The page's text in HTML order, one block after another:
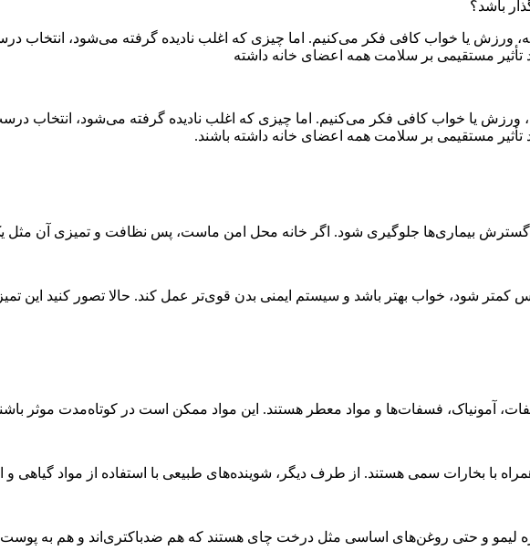
ورزش یا خواب کافی فکر می‌کنیم. اما چیزی که اغلب نادیده گرفته می‌شود، انتخاب
تأثیر مستقیمی بر سلامت همه اعضای خانه داشته
ورزش یا خواب کافی فکر می‌کنیم. اما چیزی که اغلب نادیده گرفته می‌شود، انتخاب
تأثیر مستقیمی بر سلامت همه اعضای خانه داشته باشند.
گسترش بیماری‌ها جلوگیری شود. اگر خانه محل امن ماست، پس نظافت و تمیزی آن
شود، خواب بهتر باشد و سیستم ایمنی بدن قوی‌تر عمل کند. حالا تصور کنید این
آمونیاک، فسفات‌ها و مواد معطر هستند. این مواد ممکن است در کوتاه‌مدت موثر
با بخارات سمی هستند. از طرف دیگر، شوینده‌های طبیعی با استفاده از مواد گیاهی و
و حتی روغن‌های اساسی مثل درخت چای هستند که هم ضدباکتری‌اند و هم به پوست